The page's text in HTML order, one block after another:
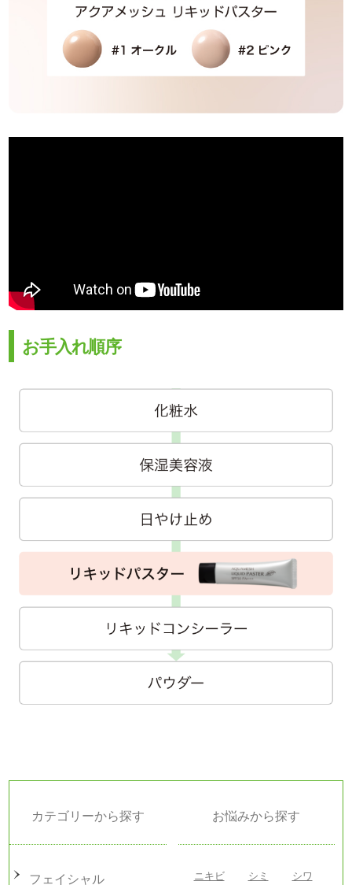
お手入れ順序
カテゴリーから探す
フェイシャル
お悩みから探す
ニキビ シミ シワ